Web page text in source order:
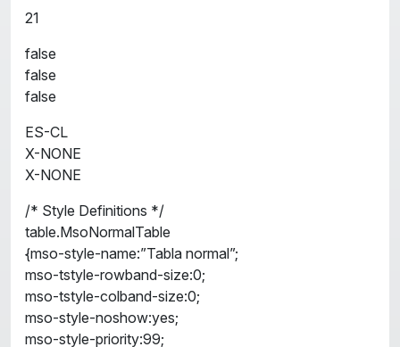
21
false
false
false
ES-CL
X-NONE
X-NONE
/* Style Definitions */
table.MsoNormalTable
{mso-style-name:”Tabla normal”;
mso-tstyle-rowband-size:0;
mso-tstyle-colband-size:0;
mso-style-noshow:yes;
mso-style-priority:99;